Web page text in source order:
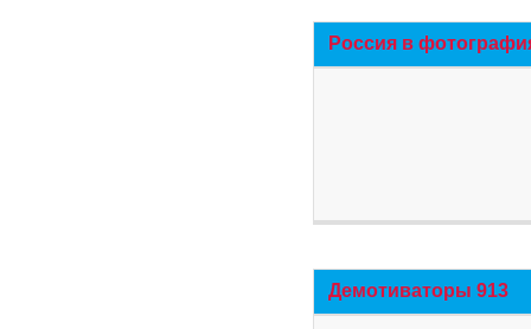
Россия в
Демотиваторы 913